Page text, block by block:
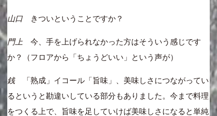
山口 きついということですか？
門上 今、手を上げられなかった方はそういう感じです
か？（フロアから「ちょうどいい」という声が）
銭「熟成」イコール「旨味」、美味しさにつながってい
るというと勘違いしている部分もありました。今まで料理
をつくる上で、旨味を足していけば美味しさになると単純